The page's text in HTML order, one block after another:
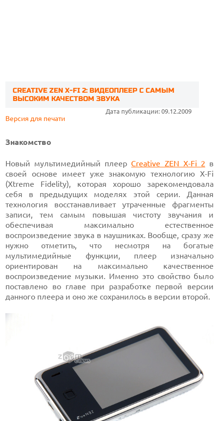
CREATIVE ZEN X-FI 2: ВИДЕОПЛЕЕР С САМЫМ
ВЫСОКИМ КАЧЕСТВОМ ЗВУКА
Дата публикации: 09.12.2009
Версия для печати
Знакомство
Новый мультимедийный плеер Creative ZEN X-Fi 2 в
своей основе имеет уже знакомую технологию X-Fi
(Xtreme Fidelity), которая хорошо зарекомендовала
себя в предыдущих моделях этой серии. Данная
технология восстанавливает утраченные фрагменты
записи, тем самым повышая чистоту звучания и
обеспечивая максимально естественное
воспроизведение звука в наушниках. Вообще, сразу же
нужно отметить, что несмотря на богатые
мультимедийные функции, плеер изначально
ориентирован на максимально качественное
воспроизведение музыки. Именно это свойство было
поставлено во главе при разработке первой версии
данного плеера и оно же сохранилось в версии второй.